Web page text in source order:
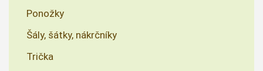
Ponožky
Šály, šátky, nákrčníky
Trička